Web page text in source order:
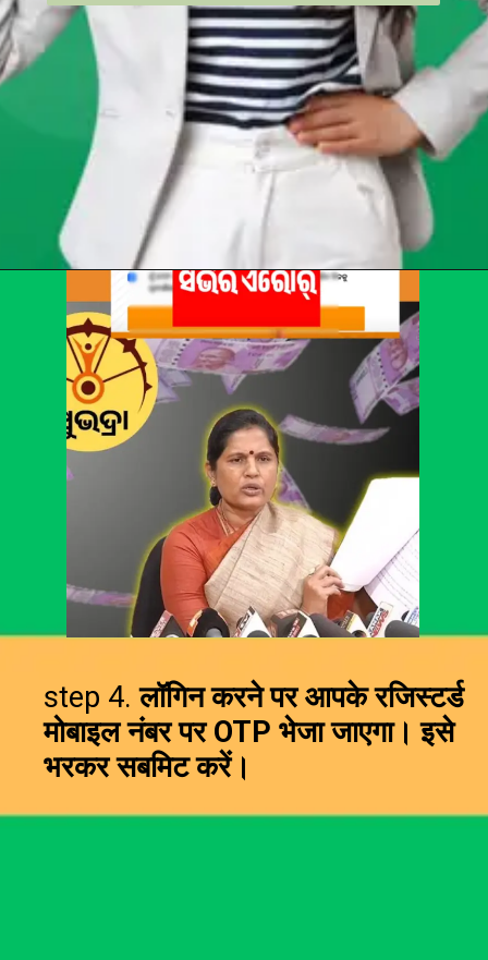
Opening
step 4.लॉगिन करने पर आपके रजिस्टर्ड
मोबाइल नंबर पर OTP भेजा जाएगा। इसे
भरकर सबमिट करें।